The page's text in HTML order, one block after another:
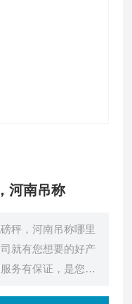
河南吊称
秤，河南吊称哪里
就有您想要的好产
务有保证，是您的